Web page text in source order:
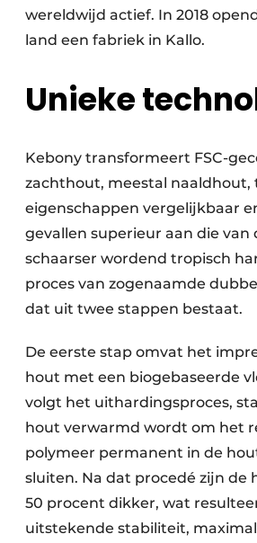
wereldwijd actief. In 2018
land een fabriek in Kallo.
Unieke
Kebony transformeert FSC-
zachthout, meestal
eigenschappen vergelijkbaar
gevallen superieur aan die van
schaarser wordend tropisch
proces van zogenaamde
dat uit twee stappen bestaat.
De eerste stap omvat het
hout met een biogebaseerde
volgt het uithardingsproces,
hout verwarmd wordt om het
polymeer permanent in de
sluiten. Na dat procedé zijn de
50 procent dikker, wat
uitstekende stabiliteit,